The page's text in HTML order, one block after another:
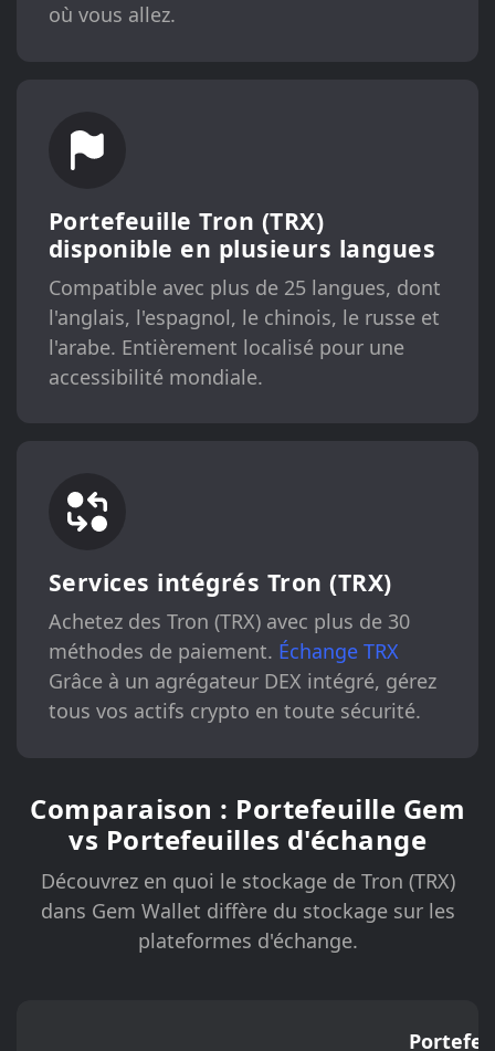
où vous allez.
Portefeuille Tron (TRX)
disponible en plusieurs langues
Compatible avec plus de 25 langues, dont
l'anglais, l'espagnol, le chinois, le russe et
l'arabe. Entièrement localisé pour une
accessibilité mondiale.
Services intégrés Tron (TRX)
Achetez des Tron (TRX) avec plus de 30
méthodes de paiement. Échange TRX
Grâce à un agrégateur DEX intégré, gérez
tous vos actifs crypto en toute sécurité.
Comparaison : Portefeuille Gem
vs Portefeuilles d'échange
Découvrez en quoi le stockage de Tron (TRX)
dans Gem Wallet diffère du stockage sur les
plateformes d'échange.